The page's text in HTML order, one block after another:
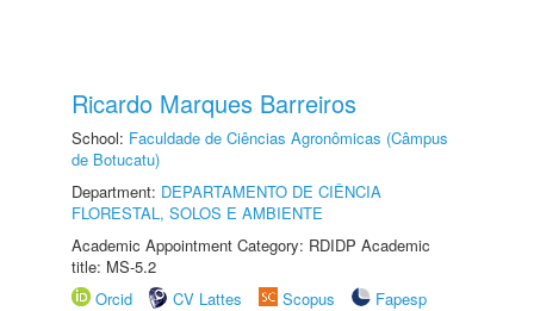
Ricardo Marques Barreiros
School: Faculdade de Ciências Agronômicas (Câmpus
de Botucatu)
Department: DEPARTAMENTO DE CIÊNCIA
FLORESTAL, SOLOS E AMBIENTE
Academic Appointment Category: RDIDP Academic
title: MS-5.2
Orcid
CV Lattes Scopus
Fapesp